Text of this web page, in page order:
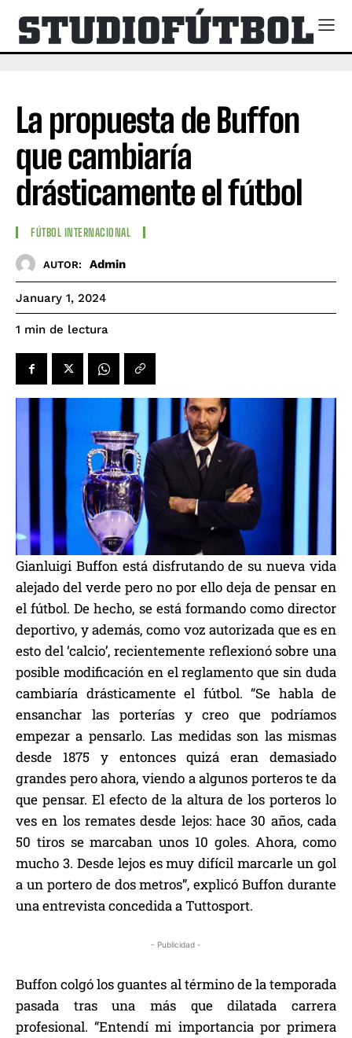
La propuesta de Buffon
que cambiaría
drásticamente el fútbol
FÚTBOL INTERNACIONAL
AUTOR: Admin
January 1, 2024
1 min de lectura
Gianluigi Buffon está disfrutando de su nueva vida
alejado del verde pero no por ello deja de pensar en
el fútbol. De hecho, se está formando como director
deportivo, y además, como voz autorizada que es en
esto del ‘calcio’, recientemente reflexionó sobre una
posible modificación en el reglamento que sin duda
cambiaría drásticamente el fútbol. “Se habla de
ensanchar las porterías y creo que podríamos
empezar a pensarlo. Las medidas son las mismas
desde 1875 y entonces quizá eran demasiado
grandes pero ahora, viendo a algunos porteros te da
que pensar. El efecto de la altura de los porteros lo
ves en los remates desde lejos: hace 30 años, cada
50 tiros se marcaban unos 10 goles. Ahora, como
mucho 3. Desde lejos es muy difícil marcarle un gol
a un portero de dos metros”, explicó Buffon durante
una entrevista concedida a Tuttosport.
- Publicidad -
Buffon colgó los guantes al término de la temporada
pasada tras una más que dilatada carrera
profesional. “Entendí mi importancia por primera